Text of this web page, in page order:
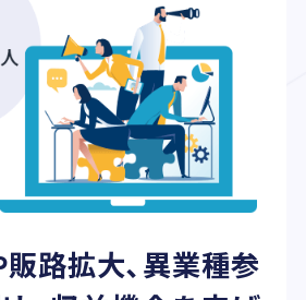
路拡大、異業種参